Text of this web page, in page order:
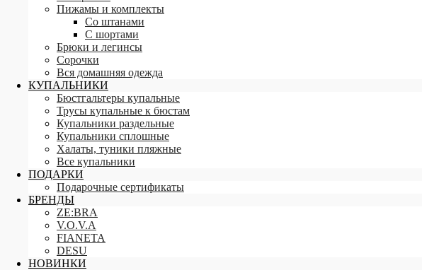
Пижамы и комплекты
Со штанами
С шортами
Брюки и легинсы
Сорочки
Вся домашняя одежда
КУПАЛЬНИКИ
Бюстгальтеры купальные
Трусы купальные к бюстам
Купальники раздельные
Купальники сплошные
Халаты, туники пляжные
Все купальники
ПОДАРКИ
Подарочные сертификаты
БРЕНДЫ
ZE:BRA
V.O.V.A
FIANETA
DESU
НОВИНКИ